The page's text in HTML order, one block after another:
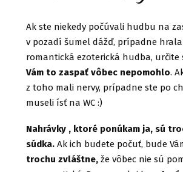
Ak ste niekedy počúvali hudbu na
v pozadí šumel dážď, prípadne hrala
romantická ezoterická hudba, určite
Vám to zaspať vôbec nepomohlo.
z toho mali nervy, prípadne ste po
museli ísť na WC :)
Nahrávky , ktoré ponúkam ja, sú
súdka. Ak ich budete počuť, bude
trochu zvláštne,že vôbec nie sú